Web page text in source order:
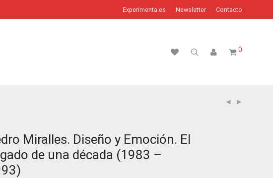
Experimenta.es Newsletter Contacto
0
Miralles. Diseño y Emoción. El
de una década (1983 –